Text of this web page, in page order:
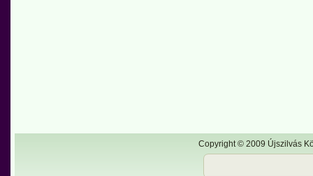
Copyright © 2009 Újszilvás